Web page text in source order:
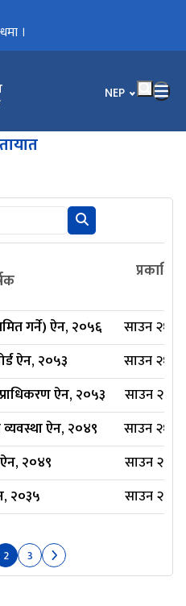
भाषा चयन गर्नुहोस्
NEP
।
गर्ने) ऐन, २०५६
साउन २१,
ऐन, २०५३
साउन २१,
ऐन, २०५३
साउन २१,
व्यवस्था ऐन, २०४९
साउन २१,
२०४९
साउन २१,
२०३५ साउन २१,
2 3